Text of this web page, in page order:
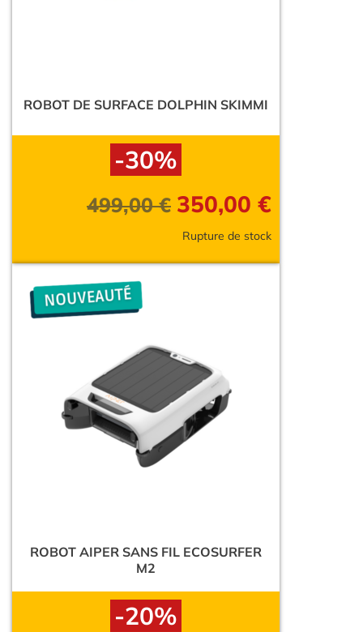
ROBOT DE SURFACE DOLPHIN SKIMMI
-30%
499,00€ 350,00 €
Rupture de stock
ROBOT AIPER SANS FIL ECOSURFER
M2
-20%